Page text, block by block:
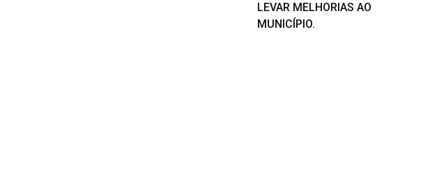
LEVAR MELHORIAS AO
MUNICÍPIO.